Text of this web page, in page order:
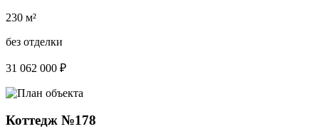
230 м²
без отделки
31 062 000 ₽
Коттедж №178